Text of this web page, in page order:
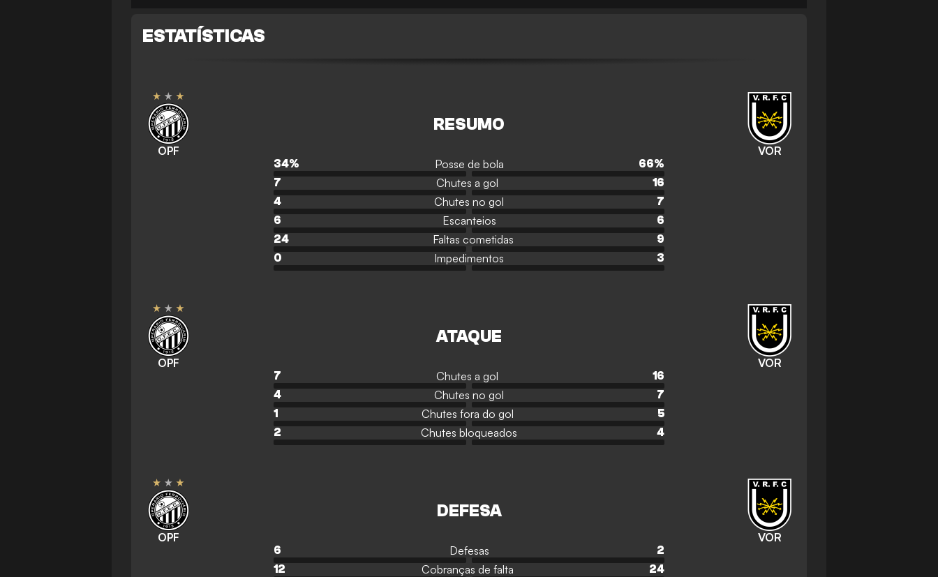
ESTATÍSTICAS
OPF
RESUMO
VOR
34% Posse de bola 66%
7
Chutes a gol
16
4
Chutes no gol
7
6
Escanteios
6
24
Faltas cometidas
9
0
Impedimentos 3
OPF
ATAQUE
VOR
7 Chutes a gol
16
4
Chutes no gol
7
1
Chutes fora do gol
5
2
Chutes bloqueados 4
OPF
DEFESA
VOR
6 Defesas
2
12
Cobranças de falta 24